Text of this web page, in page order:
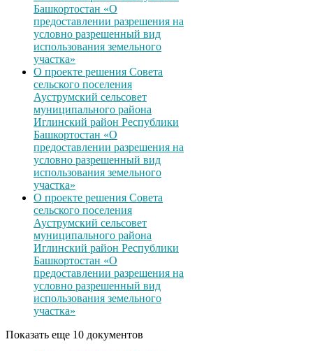
Башкортостан «О
предоставлении разрешения на
условно разрешенный вид
использования земельного
участка»
О проекте решения Совета
сельского поселения
Ауструмский сельсовет
муниципального района
Иглинский район Республики
Башкортостан «О
предоставлении разрешения на
условно разрешенный вид
использования земельного
участка»
О проекте решения Совета
сельского поселения
Ауструмский сельсовет
муниципального района
Иглинский район Республики
Башкортостан «О
предоставлении разрешения на
условно разрешенный вид
использования земельного
участка»
Показать еще 10 документов